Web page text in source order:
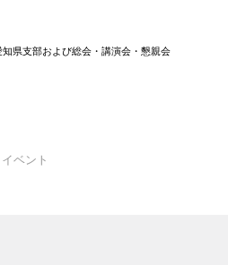
知県支部および総会・講演会・懇親会
イベント